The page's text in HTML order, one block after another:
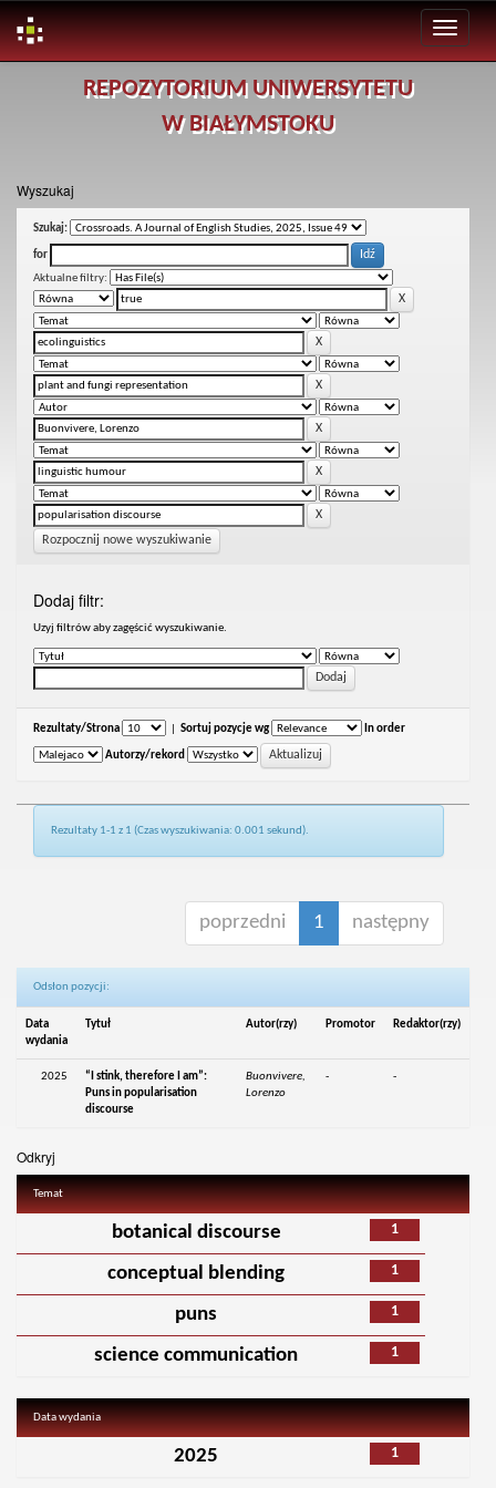
REPOZYTORIUM UNIWERSYTETU
W BIAŁYMSTOKU
Wyszukaj
Szukaj:
for
Aktualne filtry:
Rozpocznij nowe wyszukiwanie
Dodaj filtr:
Uzyj filtrów aby zagęścić wyszukiwanie.
Rezultaty/Strona Sortuj pozycje wg In order
Autorzy/rekord
Rezultaty 1-1 z 1 (Czas wyszukiwania: 0.001 sekund).
poprzedni 1 następny
Odsłon pozycji:
Data
wydania
Tytuł Autor(rzy) Promotor Redaktor(rzy)
2025
“I stink, therefore I am”:
Puns in popularisation
discourse
Buonvivere,
Lorenzo
- -
Odkryj
Temat
1
botanical discourse
1
conceptual blending
1
puns
1
science communication
Data wydania
1
2025